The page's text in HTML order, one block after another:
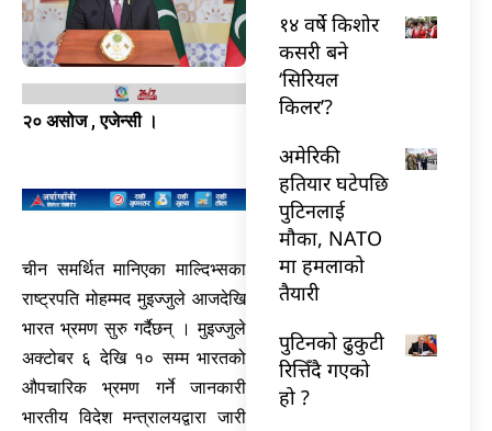
२० असोज , एजेन्सी ।
चीन समर्थित मानिएका माल्दिभ्सका
राष्ट्रपति मोहम्मद मुइज्जुले आजदेखि
भारत भ्रमण सुरु गर्दैछन् । मुइज्जुले
अक्टोबर ६ देखि १० सम्म भारतको
औपचारिक भ्रमण गर्ने जानकारी
भारतीय विदेश मन्त्रालयद्वारा जारी
१४ वर्षे किशोर
कसरी बने
‘सिरियल
किलर’?
अमेरिकी
हतियार घटेपछि
पुटिनलाई
मौका, NATO
मा हमलाको
तैयारी
पुटिनको ढुकुटी
रित्तिँदै गएको
हो ?